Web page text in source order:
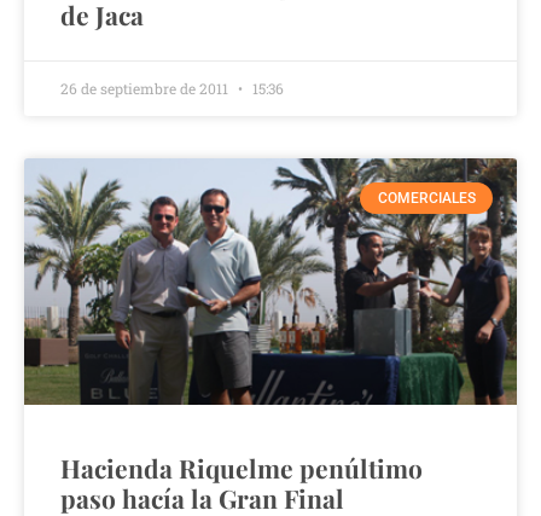
de Jaca
26 de septiembre de 2011 15:36
COMERCIALES
Hacienda Riquelme penúltimo
paso hacía la Gran Final